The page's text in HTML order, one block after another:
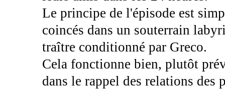
Le principe de l'épisode est
coincés dans un souterrain
traître conditionné par Greco.
Cela fonctionne bien, plutôt
dans le rappel des relations des